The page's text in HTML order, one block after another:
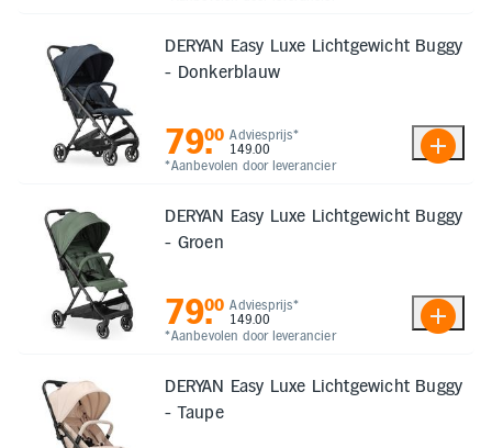
bestellingen
Inloggen
Toegankelijkheid
Verbeter
het
kleurcontrast
te
verhogen
DERYAN Easy Luxe Lichtgewicht Buggy
- Donkerblauw
Adviesprijs*
149.00
*Aanbevolen door leverancier
79.
00
DERYAN Easy Luxe Lichtgewicht Buggy
- Groen
Adviesprijs*
149.00
*Aanbevolen door leverancier
79.
00
DERYAN Easy Luxe Lichtgewicht Buggy
- Taupe